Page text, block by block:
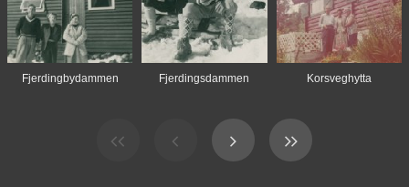
Fjerdingbydammen Fjerdingsdammen Korsveghytta